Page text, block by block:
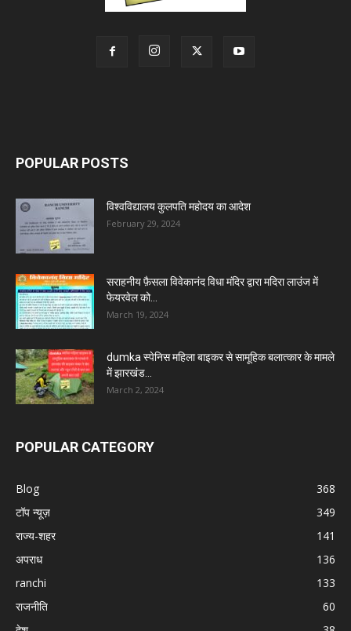
POPULAR POSTS
विश्वविद्यालय कुलपति महोदय का आदेश
February 29, 2024
सराहनीय फ़ैसला विवेकानंद विधा मंदिर द्वारा मदिरा लाउंज में
फेयरवेल को...
March 19, 2024
dumka स्पेनिस महिला बाइकर से सामूहिक बलात्कार के मामले
में झारखंड...
March 2, 2024
POPULAR CATEGORY
Blog
368
टॉप न्यूज़
349
राज्य-शहर
141
अपराध
136
ranchi
133
राजनीति
60